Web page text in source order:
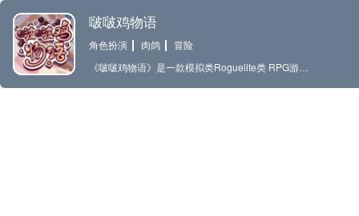
啵啵鸡物语
角色扮演 肉鸽
冒险